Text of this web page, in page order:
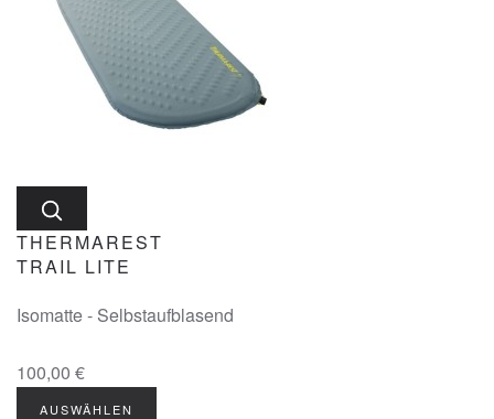
THERMAREST
TRAIL LITE
Isomatte - Selbstaufblasend
100,00 €
AUSWÄHLEN